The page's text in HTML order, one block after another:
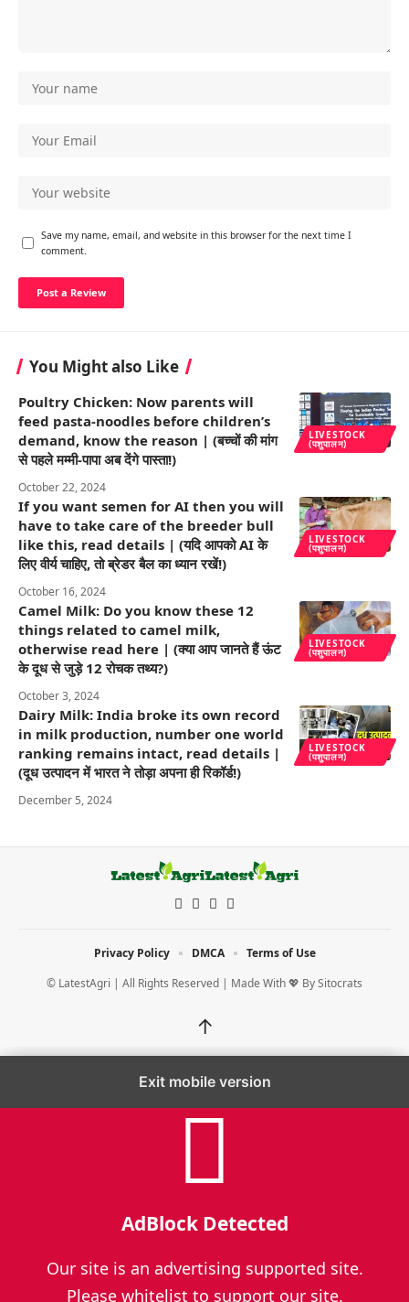
Save my name, email, and website in this browser for the next time I
comment.
You Might also Like
LIVESTOCK
(पशुपालन)
Poultry Chicken: Now parents will
feed pasta-noodles before children’s
demand, know the reason | (बच्चों की मांग
से पहले मम्मी-पापा अब देंगे पास्ता!)
October 22, 2024
LIVESTOCK
(पशुपालन)
If you want semen for AI then you will
have to take care of the breeder bull
like this, read details | (यदि आपको AI के
लिए वीर्य चाहिए, तो ब्रेडर बैल का ध्यान रखें!)
October 16, 2024
LIVESTOCK
(पशुपालन)
Camel Milk: Do you know these 12
things related to camel milk,
otherwise read here | (क्या आप जानते हैं ऊंट
के दूध से जुड़े 12 रोचक तथ्य?)
October 3, 2024
LIVESTOCK
(पशुपालन)
Dairy Milk: India broke its own record
in milk production, number one world
ranking remains intact, read details |
(दूध उत्पादन में भारत ने तोड़ा अपना ही रिकॉर्ड!)
December 5, 2024
© LatestAgri | All Rights Reserved | Made With 💖 BySitocrats
Privacy Policy DMCA Terms of Use
↑
Exit mobile version
AdBlock Detected
Our site is an advertising supported site.
Please whitelist to support our site.